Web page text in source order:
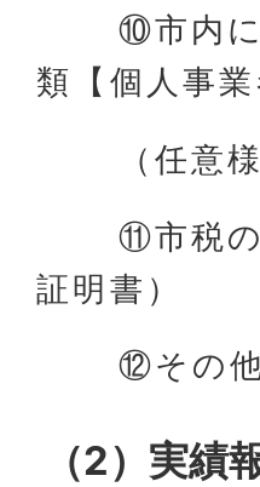
⑩市内に事
類【個人事
（任意様
⑪市税の完
証明書）
⑫その他
（2）実績